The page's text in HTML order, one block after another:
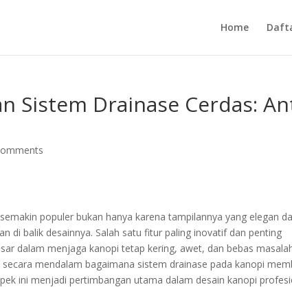
Home
Sistem Drainase Cerdas:
semakin populer bukan hanya karena tampilannya yang elegan
di balik desainnya. Salah satu fitur paling inovatif dan penting
dalam menjaga kanopi tetap kering, awet, dan bebas
mendalam bagaimana sistem drainase pada kanopi
ini menjadi pertimbangan utama dalam desain kanopi